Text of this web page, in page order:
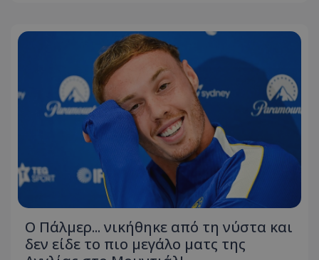
Ο Πάλμερ... νικήθηκε από τη νύστα και
δεν είδε το πιο μεγάλο ματς της